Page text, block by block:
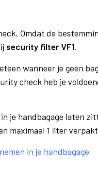
Omdat de
security filter VF1.
wanneer je geen
check heb je
je handbagage laten
maximaal 1 liter
in je handbagage